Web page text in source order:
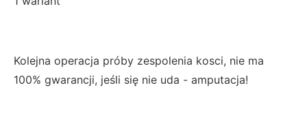
Kolejna operacja próby zespolenia kosci, nie ma
100% gwarancji, jeśli się nie uda - amputacja!